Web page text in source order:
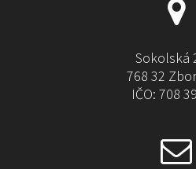
Sokolská
768 32
IČO: 708